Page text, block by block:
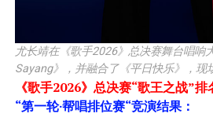
尤长靖在《歌手2026》总决赛舞台唱响
Sayang》，并融合了《平日快乐》，现
《歌手2026》总决赛“歌王之战”排
“第一轮·帮唱排位赛“竞演结果：